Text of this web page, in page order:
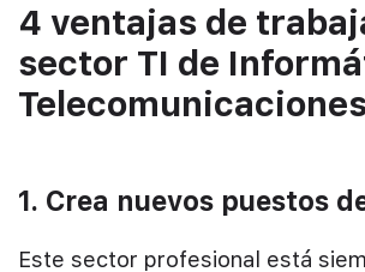
4 ventajas de
sector TI de
1. Crea nuevos puestos
Este sector profesional está